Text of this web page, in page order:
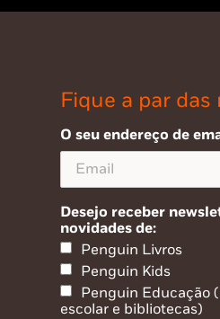
Fique a par das
O seu endereço de
Desejo receber
novidades de:
Penguin Livros
Penguin Kids
Penguin Educação
escolar e bibliotecas)